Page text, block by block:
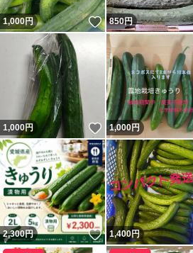
1,000円 いいね！
850円
1,000円 いいね！
1,000円
2,300円 いいね！
1,400円